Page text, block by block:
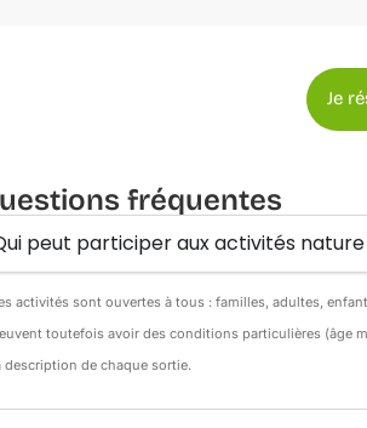
Je
fréquentes
peut participer aux activités nature
activités sont ouvertes à tous : familles, adultes,
toutefois avoir des conditions particulières (âge
description de chaque sortie.